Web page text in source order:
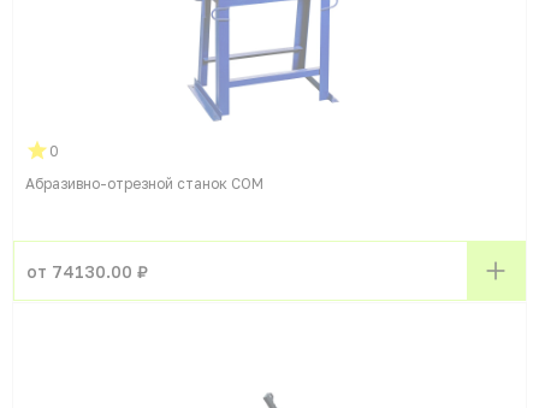
0
Абразивно-отрезной станок СОМ
от 74130.00 ₽